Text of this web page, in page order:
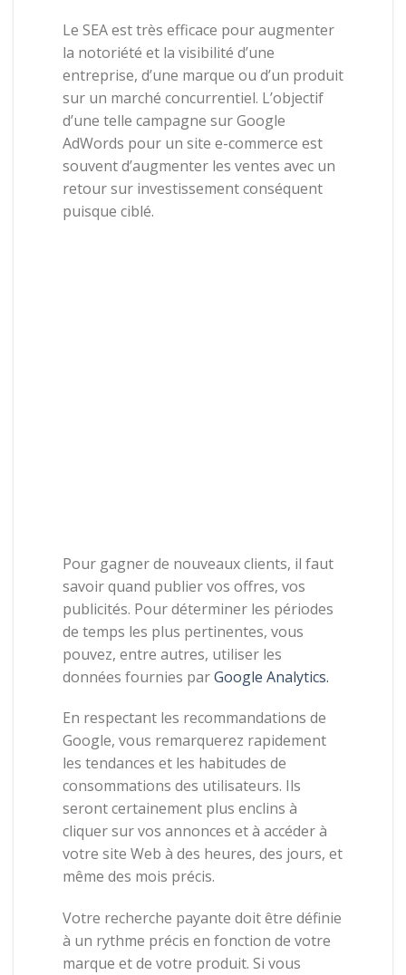
Le SEA est très efficace pour augmenter
la notoriété et la visibilité d’une
entreprise, d’une marque ou d’un produit
sur un marché concurrentiel. L’objectif
d’une telle campagne sur Google
AdWords pour un site e-commerce est
souvent d’augmenter les ventes avec un
retour sur investissement conséquent
puisque ciblé.
Pour gagnerde nouveauxclients, il faut
savoir quand publier vos offres, vos
publicités. Pourdéterminer les périodes
de temps les plus pertinentes, vous
pouvez, entre autres, utiliser les
données fournies parGoogle Analytics.
En respectant les recommandations de
Google, vous remarquerez rapidement
les tendances et les habitudes de
consommations des utilisateurs. Ils
serontcertainement plus enclins à
cliquersurvos annonces età accéderà
votre site Web à des heures, des jours, et
même des mois précis.
Votre recherche payante doitêtre définie
à un rythme précis en fonction de votre
marque etde votre produit. Si vous